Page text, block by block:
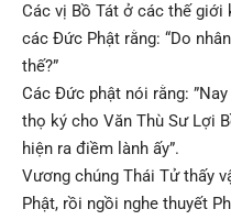
Các vị Bồ Tát ở các thế giới
các Đức Phật rằng: “Do
thế?”
Các Đức phật nói rằng:
thọ ký cho Văn Thù Sư Lợi
hiện ra điềm lành ấy”.
Vương chúng Thái Tử thấy
Phật, rồi ngồi nghe thuyết